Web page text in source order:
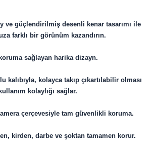
ve güçlendirilmiş desenli kenar tasarımı ile
farklı bir görünüm kazandırın.
sağlayan harika dizayn.
kalıbıyla, kolayca takıp çıkartılabilir olması
kullanım kolaylığı sağlar.
çerçevesiyle tam güvenlikli koruma.
kirden, darbe ve şoktan tamamen korur.